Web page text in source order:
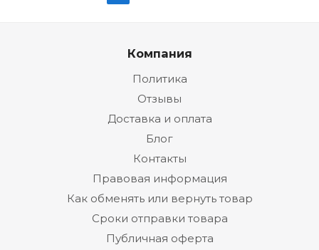
Компания
Политика
Отзывы
Доставка и оплата
Блог
Контакты
Правовая информация
Как обменять или вернуть товар
Сроки отправки товара
Публичная оферта